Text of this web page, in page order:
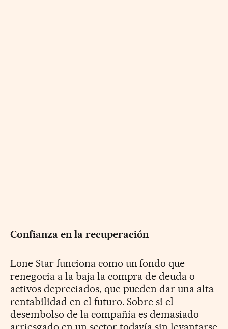
Confianza en la recuperación
Lone Star funciona como un fondo que
renegocia a la baja la compra de deuda o
activos depreciados, que pueden dar una alta
rentabilidad en el futuro. Sobre si el
desembolso de la compañía es demasiado